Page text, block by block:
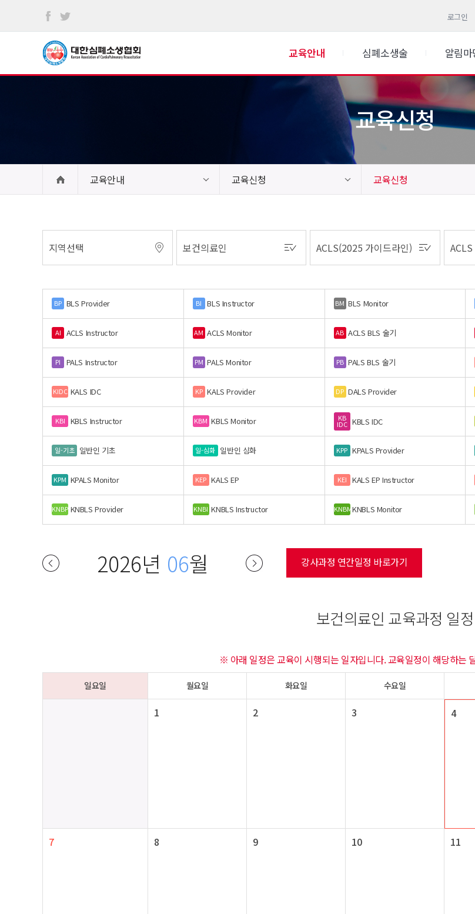
로그인
교육안내 심폐소생술 알림마
교육신청
교육안내 교육신청 교육신청
BP BLS Provider BI BLS Instructor BM BLS Monitor
AI ACLS Instructor AM ACLS Monitor AB ACLS BLS 술기
PI PALS Instructor PM PALS Monitor PB PALS BLS 술기
KIDC KALS IDC KP KALS Provider DP DALS Provider
KBI KBLS Instructor KBM KBLS Monitor KB
IDC KBLS IDC
일-기초 일반인 기초 일-심화 일반인 심화 KPP KPALS Provider
KPM KPALS Monitor KEP KALS EP KEI KALS EP Instructor
KNBP KNBLS Provider KNBI KNBLS Instructor KNBMKNBLS Monitor
2026년 06월 강사과정 연간일정 바로가기
보건의료인 교육과정 일정
※ 아래 일정은 교육이 시행되는 일자입니다. 교육일정이 해당하는
일요일 월요일 화요일 수요일
1 2 3 4
7 8 9 10 11